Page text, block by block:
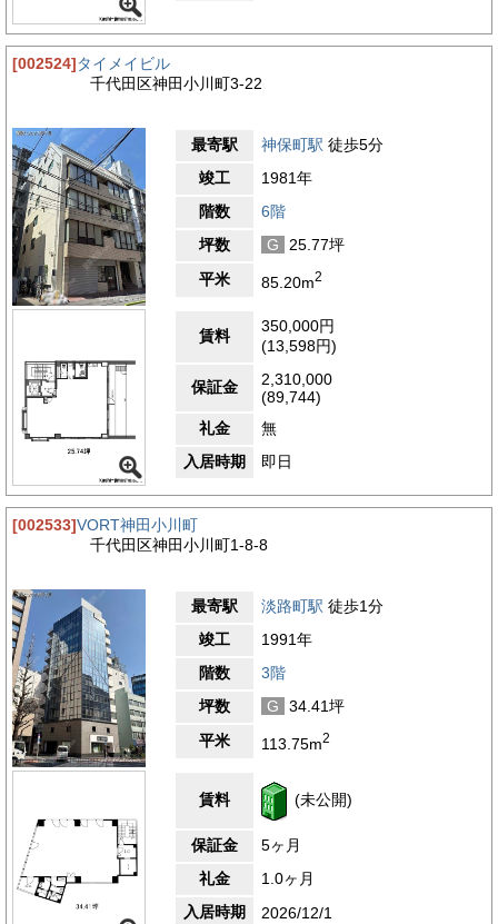
[002524]タイメイビル
千代田区神田小川町3-22
最寄駅 神保町駅 徒歩5分
竣工
1981年
階数
6階
坪数
G
25.77坪
平米
85.20m2
賃料
350,000円
(13,598円)
保証金
2,310,000
(89,744)
礼金
無
入居時期
即日
[002533]VORT神田小川町
千代田区神田小川町1-8-8
最寄駅 淡路町駅 徒歩1分
竣工
1991年
階数
3階
坪数
G
34.41坪
平米
113.75m2
賃料 (未公開)
保証金
5ヶ月
礼金
1.0ヶ月
入居時期
2026/12/1